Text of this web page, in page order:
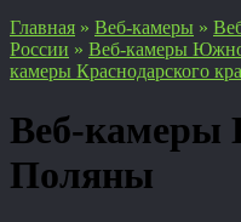
Главная » Веб-камеры »
России » Веб-камеры
камеры Краснодарского
Веб-камеры
Поляны